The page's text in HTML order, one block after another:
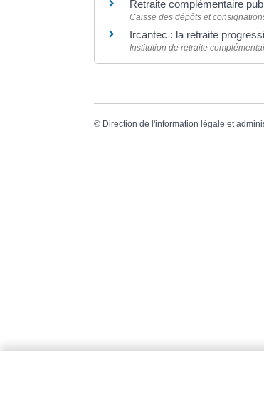
Retraite complémentaire
Caisse des dépôts et
Ircantec : la retraite
Institution de retraite
© Direction de l'information légale et